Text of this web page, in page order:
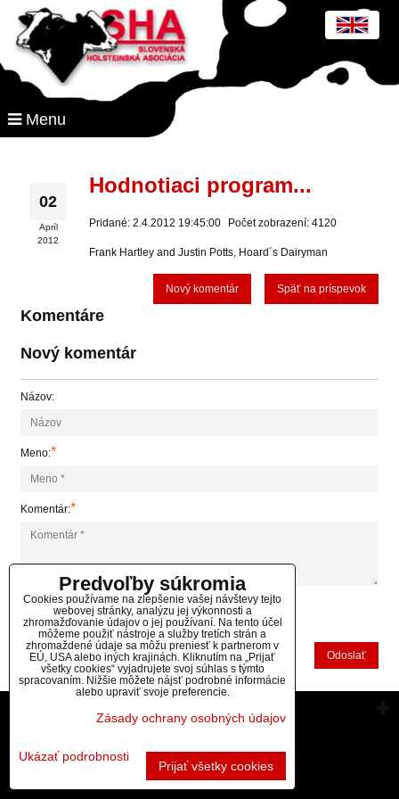
Menu
02
Apríl
2012
Hodnotiaci program...
Pridané: 2.4.2012 19:45:00 Počet zobrazení: 4120
Frank Hartley and Justin Potts, Hoard´s Dairyman
Späť na príspevok
Nový komentár
Komentáre
Nový komentár
Názov:
Meno:*
Komentár:*
*(Povinné)
Odoslať
Predvoľby súkromia
Cookies používame na zlepšenie vašej návštevy tejto
webovej stránky, analýzu jej výkonnosti a
zhromažďovanie údajov o jej používaní. Na tento účel
môžeme použiť nástroje a služby tretích strán a
zhromaždené údaje sa môžu preniesť k partnerom v
EÚ, USA alebo iných krajinách. Kliknutím na „Prijať
všetky cookies“ vyjadrujete svoj súhlas s týmto
spracovaním. Nižšie môžete nájsť podrobné informácie
alebo upraviť svoje preferencie.
Zásady ochrany osobných údajov
Ukázať podrobnosti
Prijať všetky cookies